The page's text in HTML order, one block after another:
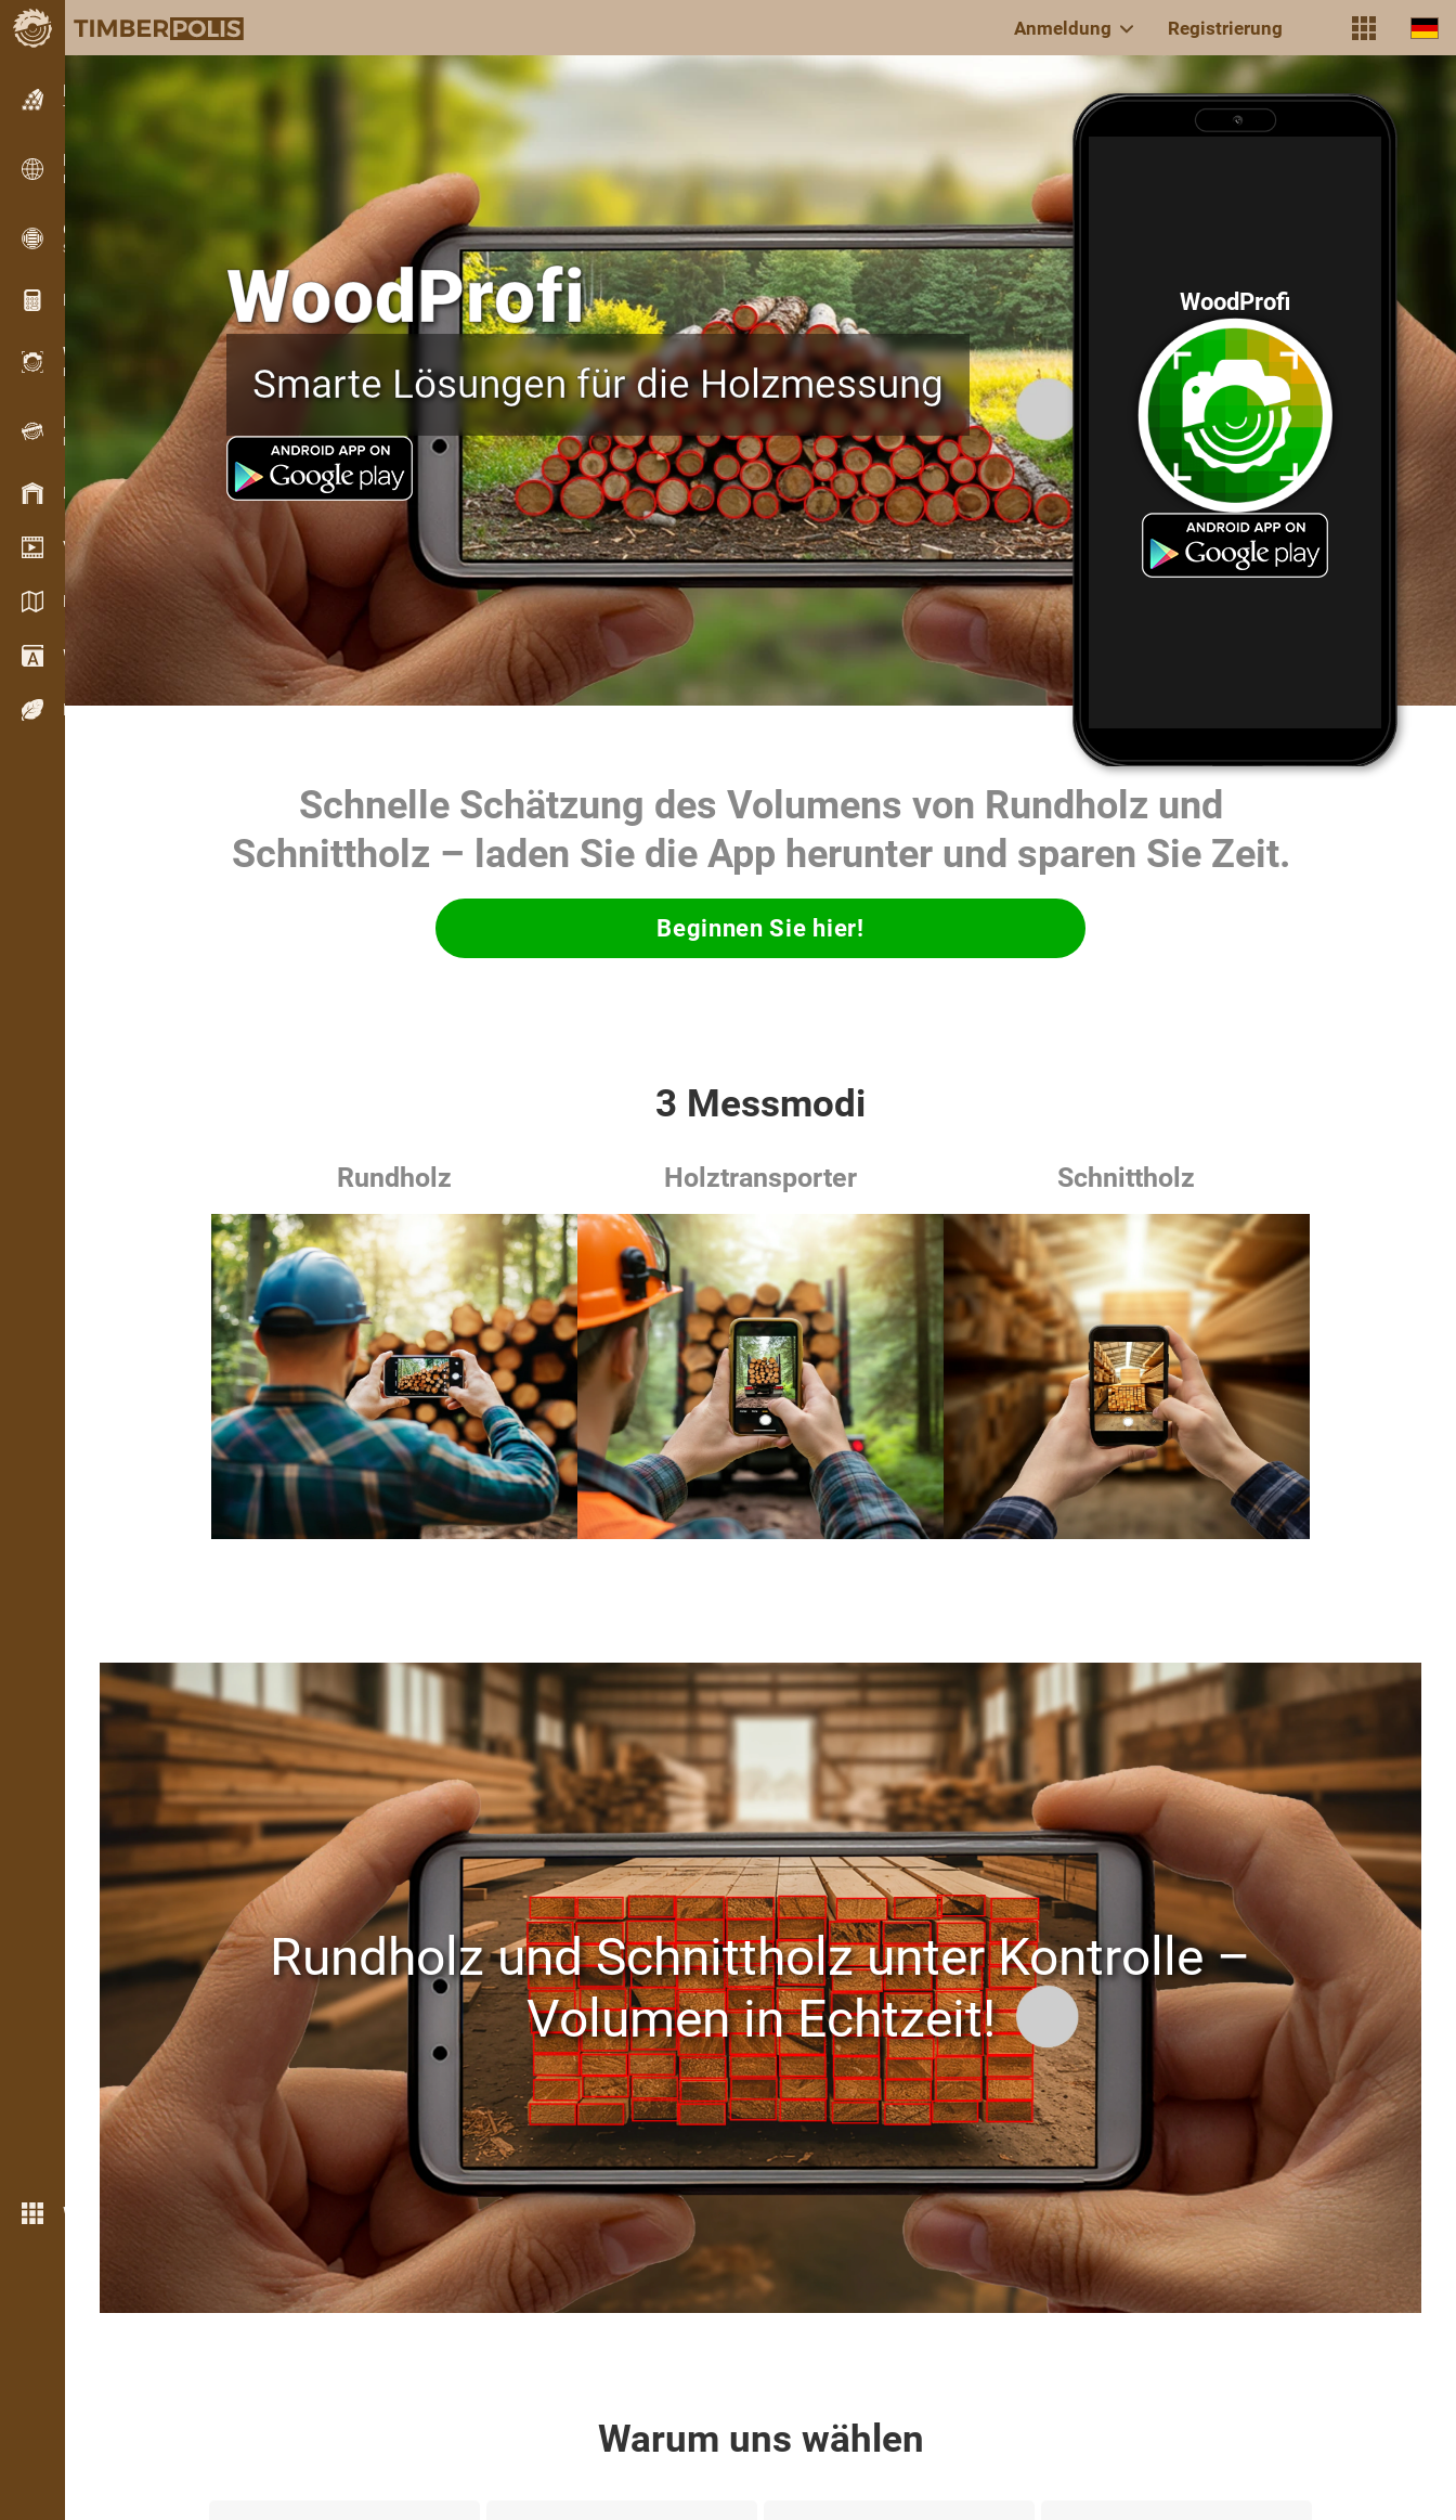
Anmeldung Registrierung
Kleinanzeigen
Textanzeigen
Kleinanzeigen
Internationale Anzeigen
OPTI-TIMB
Schnittbilder
Holz-Rechner
WoodProfi
Holzvolumen mit KI
Registriergerät
Holzbestandsaufnahme im Gelände
Bestandsmanagement
Video Showroom
Kataloge / Broschüren
Wörterbuch
Holzarten
Weitere Funktionen
WoodProfi
WoodProfi
Smarte Lösungen für die Holzmessung
Schnelle Schätzung des Volumens von Rundholz und
Schnittholz – laden Sie die App herunter und sparen Sie Zeit.
Beginnen Sie hier!
3 Messmodi
Rundholz Holztransporter Schnittholz
Rundholz und Schnittholz unter Kontrolle –
Volumen in Echtzeit!
Warum uns wählen